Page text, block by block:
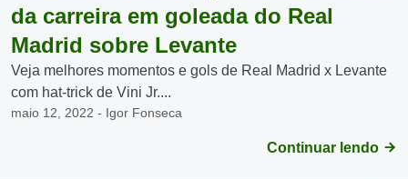
da carreira em goleada do Real
Madrid sobre Levante
Veja melhores momentos e gols de Real Madrid x Levante
com hat-trick de Vini Jr....
maio 12, 2022 - Igor Fonseca
Continuar lendo